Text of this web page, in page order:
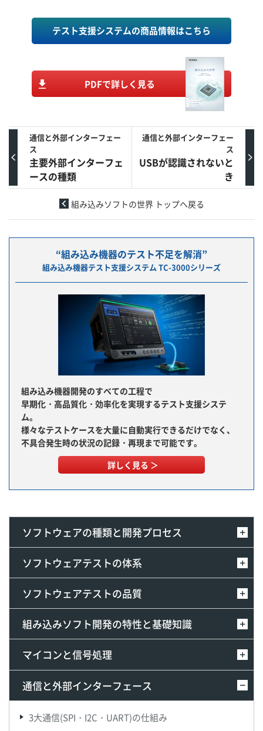
テスト支援システムの商品情報はこちら
PDFで詳しく見る
通信と外部インターフェー
ス
主要外部インターフェ
ースの種類
通信と外部インターフェー
ス
USBが認識されないと
き
組み込みソフトの世界 トップへ戻る
“組み込み機器のテスト不足を解消”
組み込み機器テスト支援システム TC-3000シリーズ
組み込み機器開発のすべての工程で
早期化・高品質化・効率化を実現するテスト支援システ
ム。
様々なテストケースを大量に自動実行できるだけでなく、
不具合発生時の状況の記録・再現まで可能です。
詳しく見る ＞
ソフトウェアの種類と開発プロセス
ソフトウェアテストの体系
ソフトウェアテストの品質
組み込みソフト開発の特性と基礎知識
マイコンと信号処理
通信と外部インターフェース
3大通信(SPI・I2C・UART)の仕組み